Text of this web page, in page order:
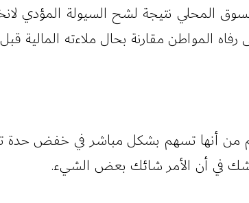
في السوق المحلي نتيجة لشح السيولة
المواطن مقارنة بحال ملاءته المالية
من أنها تسهم بشكل مباشر في خفض حدة
شك في أن الأمر شائك بعض الشيء.